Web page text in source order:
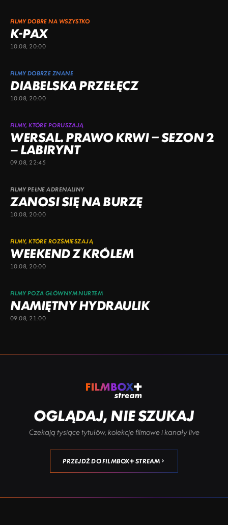
FILMY DOBRE NA WSZYSTKO
K-PAX
10.08, 20:00
FILMY DOBRZE ZNANE
DIABELSKA PRZEŁĘCZ
10.08, 20:00
FILMY, KTÓRE PORUSZAJĄ
WERSAL. PRAWO KRWI – SEZON 2
– LABIRYNT
09.08, 22:45
FILMY PEŁNE ADRENALINY
ZANOSI SIĘ NA BURZĘ
10.08, 20:00
FILMY, KTÓRE ROZŚMIESZAJĄ
WEEKEND Z KRÓLEM
10.08, 20:00
FILMY POZA GŁÓWNYM NURTEM
NAMIĘTNY HYDRAULIK
09.08, 21:00
OGLĄDAJ, NIE SZUKAJ
Czekają tysiące tytułów, kolekcje filmowe i kanały live
PRZEJDŹ DO FILMBOX+ STREAM